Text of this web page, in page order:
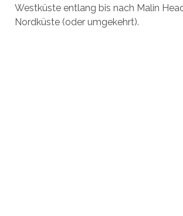
Westküste entlang bis nach Malin
Nordküste (oder umgekehrt).